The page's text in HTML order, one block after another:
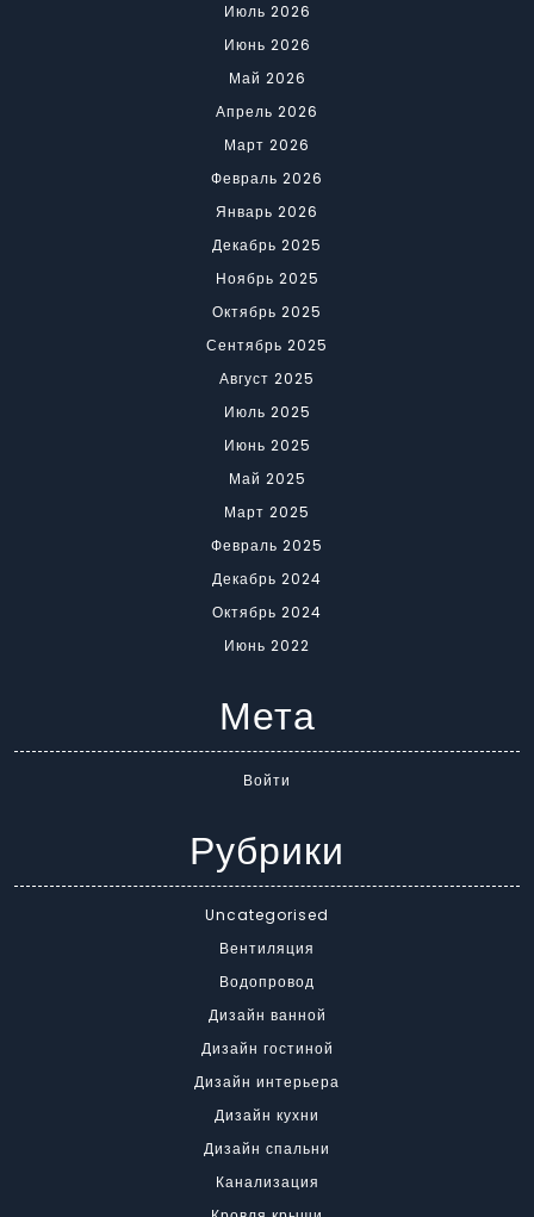
Июль 2026
Июнь 2026
Май 2026
Апрель 2026
Март 2026
Февраль 2026
Январь 2026
Декабрь 2025
Ноябрь 2025
Октябрь 2025
Сентябрь 2025
Август 2025
Июль 2025
Июнь 2025
Май 2025
Март 2025
Февраль 2025
Декабрь 2024
Октябрь 2024
Июнь 2022
Мета
Войти
Рубрики
Uncategorised
Вентиляция
Водопровод
Дизайн ванной
Дизайн гостиной
Дизайн интерьера
Дизайн кухни
Дизайн спальни
Канализация